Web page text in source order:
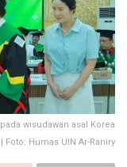
wisudawan asal Korea
Humas UIN Ar-Raniry